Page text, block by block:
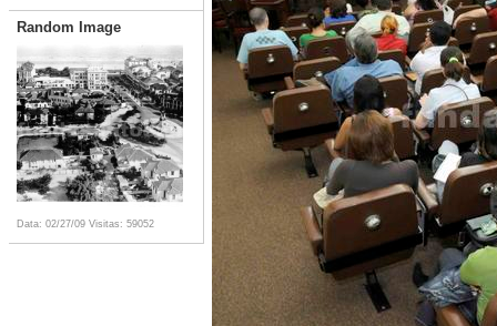
Random Image
Data: 02/27/09 Visitas: 59052